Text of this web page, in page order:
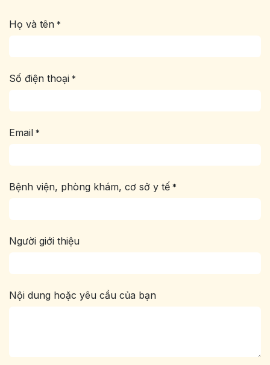
Họ và tên *
Số điện thoại *
Email *
Bệnh viện, phòng khám, cơ sở y tế *
Người giới thiệu
Nội dung hoặc yêu cầu của bạn